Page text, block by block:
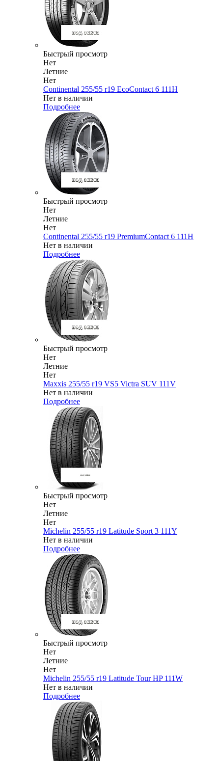
Быстрый просмотр
Нет
Летние
Нет
Continental 255/55 r19 EcoContact 6 111H
Нет в наличии
Подробнее
Быстрый просмотр
Нет
Летние
Нет
Continental 255/55 r19 PremiumContact 6 111H
Нет в наличии
Подробнее
Быстрый просмотр
Нет
Летние
Нет
Maxxis 255/55 r19 VS5 Victra SUV 111V
Нет в наличии
Подробнее
Быстрый просмотр
Нет
Летние
Нет
Michelin 255/55 r19 Latitude Sport 3 111Y
Нет в наличии
Подробнее
Быстрый просмотр
Нет
Летние
Нет
Michelin 255/55 r19 Latitude Tour HP 111W
Нет в наличии
Подробнее